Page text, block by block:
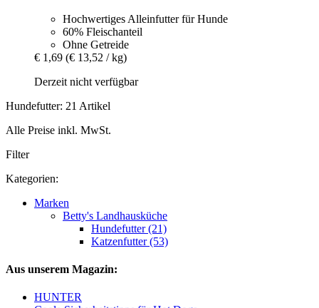
Hochwertiges Alleinfutter für Hunde
60% Fleischanteil
Ohne Getreide
€ 1,69 (€ 13,52 / kg)
Derzeit nicht verfügbar
Hundefutter: 21 Artikel
Alle Preise inkl. MwSt.
Filter
Kategorien:
Marken
Betty's Landhausküche
Hundefutter (21)
Katzenfutter (53)
Aus unserem Magazin:
HUNTER